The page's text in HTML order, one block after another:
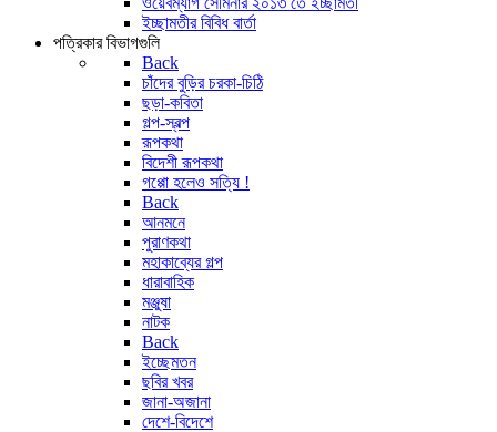
ইচ্ছামতীর বিবিধ বার্তা
পত্রিকার বিভাগগুলি
Back
চাঁদের বুড়ির চরকা-চিঠি
ছড়া-কবিতা
গল্প-স্বল্প
রূপকথা
বিদেশী রূপকথা
গপ্পো হলেও সত্যি !
Back
আনমনে
পুরাণকথা
মহাকাব্যের গল্প
ধারাবাহিক
মঞ্জুষা
নাটক
Back
ইচ্ছেমতন
ছবির খবর
জানা-অজানা
দেশে-বিদেশে